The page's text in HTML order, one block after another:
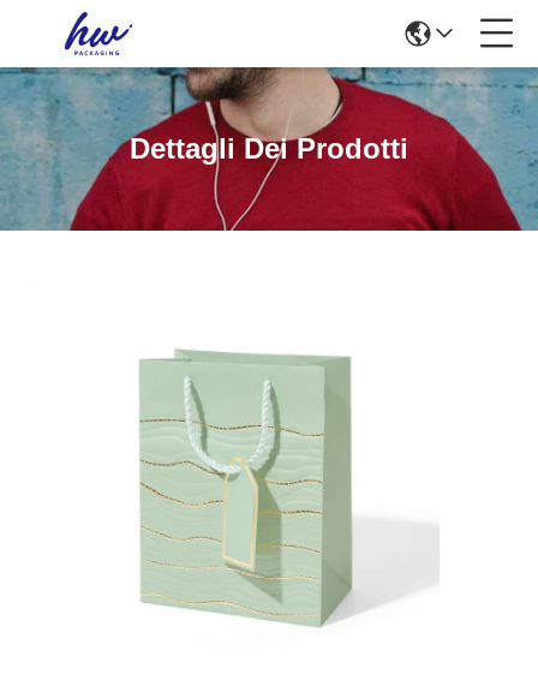
Dettagli Dei Prodotti